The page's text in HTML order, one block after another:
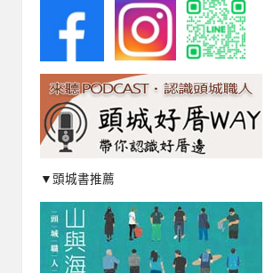
▼頭城書推薦